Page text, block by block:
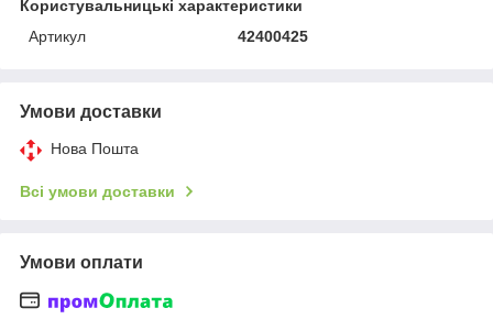
Користувальницькі характеристики
Артикул
42400425
Умови доставки
Нова Пошта
Всі умови доставки
Умови оплати